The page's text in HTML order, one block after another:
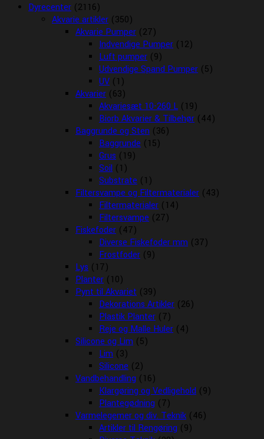
Dyrecenter (2116)
Akvarie artikler (350)
Akvarie Pumper (27)
Indvendige Pumper (12)
Luft pumper (9)
Udvendige Spand Pumper (5)
UV (1)
Akvarier (63)
Akvariesæt 10-260 L (19)
Biorb Akvarier & Tilbehør (44)
Baggrunde og Sten (36)
Baggrunde (15)
Grus (19)
Soil (1)
Substrate (1)
Filtersvampe og Filtermaterialer (43)
Filtermaterialer (14)
Filtersvampe (27)
Fiskefoder (47)
Diverse Fiskefoder mm (37)
Frostfoder (9)
Lys (17)
Planter (10)
Pynt til Akvariet (39)
Dekorations Artikler (26)
Plastik Planter (7)
Reje og Malle Huler (4)
Silicone og Lim (5)
Lim (3)
Silicone (2)
Vandbehandling (16)
Klargøring og Vedligehold (9)
Plantegødning (7)
Varmelegemer og div. Teknik (46)
Artikler til Rengøring (9)